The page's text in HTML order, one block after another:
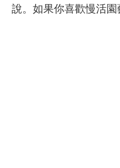
說。如果你喜歡慢活園